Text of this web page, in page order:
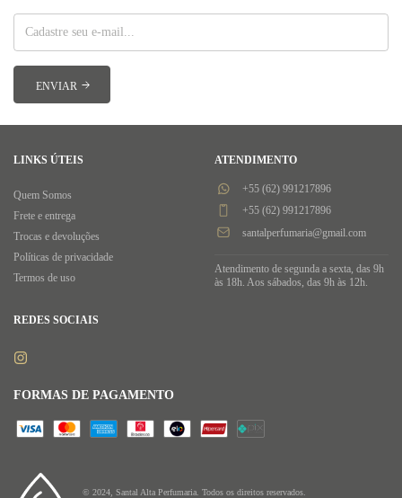
© 2024, Santal Alta Perfumaria. Todos os direitos reservados.
LINKS ÚTEIS
Quem Somos
Frete e entrega
Trocas e devoluções
Políticas de privacidade
Termos de uso
ATENDIMENTO
+55 (62) 991217896
+55 (62) 991217896
santalperfumaria@gmail.com
Atendimento de segunda a sexta, das 9h
às 18h. Aos sábados, das 9h às 12h.
REDES SOCIAIS
FORMAS DE PAGAMENTO